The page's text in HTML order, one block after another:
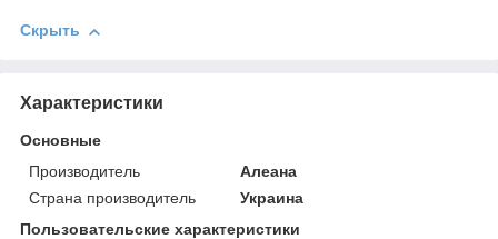
Скрыть
Характеристики
Основные
Производитель
Алеана
Страна производитель
Украина
Пользовательские характеристики